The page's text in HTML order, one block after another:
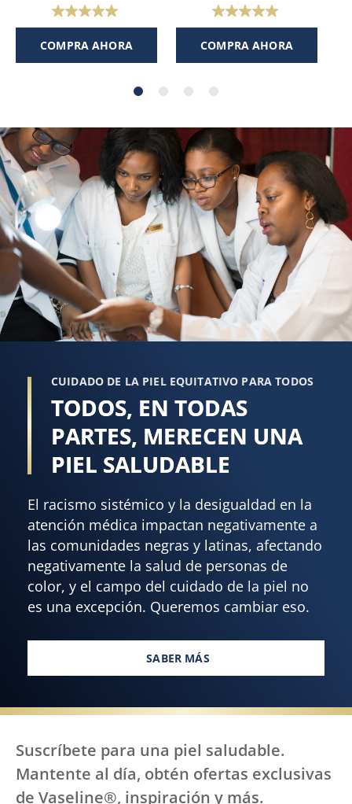
5.0
de
COMPRA AHORA
5.0
de
1
COMPRA AHORA
CUIDADO DE LA PIEL EQUITATIVO PARA TODOS
TODOS, EN TODAS
PARTES, MERECEN UNA
PIEL SALUDABLE
El racismo sistémico y la desigualdad en la
atención médica impactan negativamente a
las comunidades negras y latinas, afectando
negativamente la salud de personas de
color, y el campo del cuidado de la piel no
es una excepción. Queremos cambiar eso.
SABER MÁS
TODOS, EN TODAS PARTES,
Suscríbete para una piel saludable.
Mantente al día, obtén ofertas exclusivas
de Vaseline®, inspiración y más.